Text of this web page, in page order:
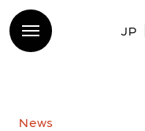
JP
News